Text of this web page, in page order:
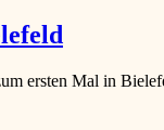
ersten Mal in